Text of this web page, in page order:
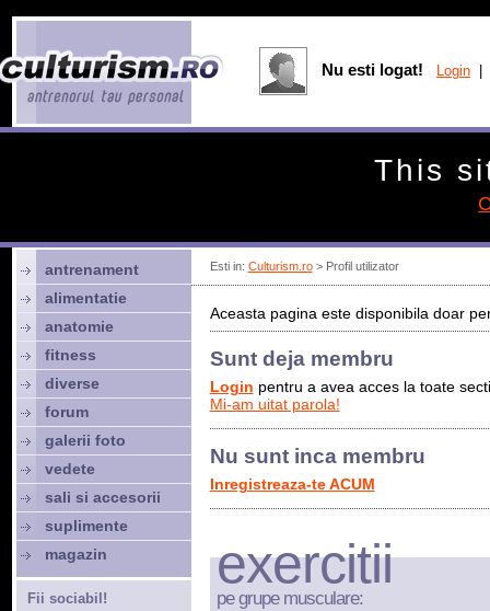
Esti in: Culturism.ro> Profil utilizator
Aceasta pagina este disponibila doar
Sunt deja membru
Login pentru a avea acces la toate
Mi-am uitat parola!
Nu sunt inca membru
Inregistreaza-te ACUM
exercitii
pe grupe musculare:
antrenament
alimentatie
anatomie
fitness
diverse
forum
galerii foto
vedete
sali si accesorii
suplimente
magazin
Fii sociabil!
Nu esti logat! Login
This